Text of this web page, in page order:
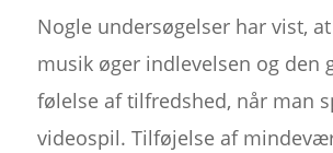
Nogle undersøgelser har vist,
musik øger indlevelsen og den
følelse af tilfredshed, når man
videospil. Tilføjelse af